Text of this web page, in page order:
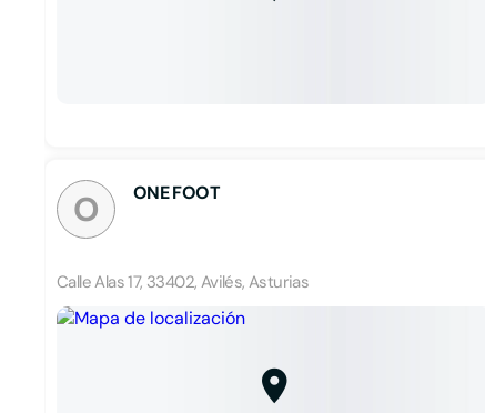
O ONE FOOT
Calle Alas 17, 33402, Avilés, Asturias